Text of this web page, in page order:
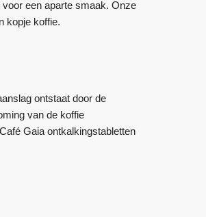
een aparte smaak. Onze
kopje koffie.
ontstaat door de
van de koffie
Gaia ontkalkingstabletten